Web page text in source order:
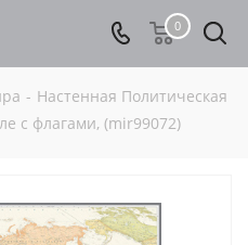
0
- Настенная Политическая
с флагами, (mir99072)